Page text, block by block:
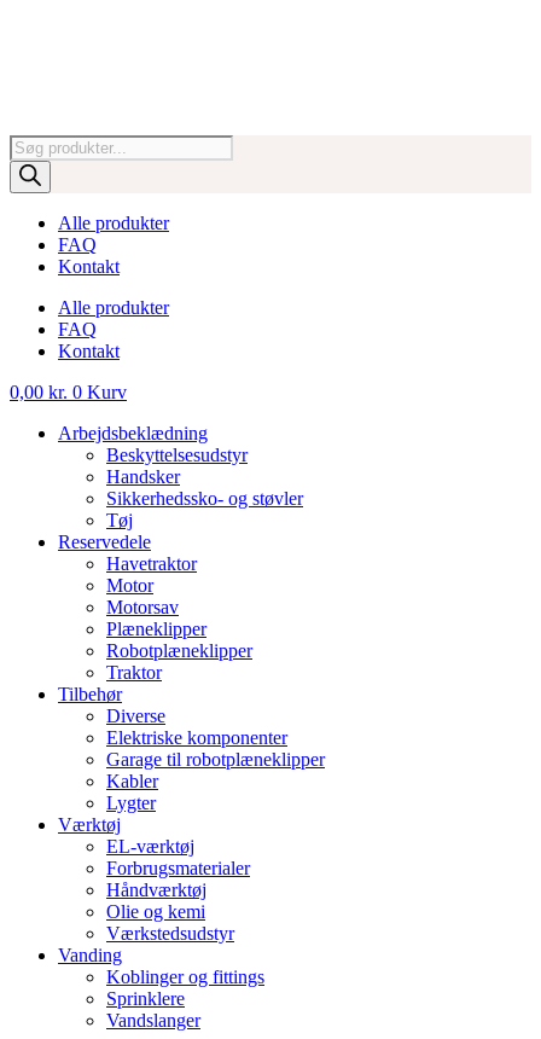
Products
search
Alle produkter
FAQ
Kontakt
Alle produkter
FAQ
Kontakt
0,00 kr. 0 Kurv
Arbejdsbeklædning
Beskyttelsesudstyr
Handsker
Sikkerhedssko- og støvler
Tøj
Reservedele
Havetraktor
Motor
Motorsav
Plæneklipper
Robotplæneklipper
Traktor
Tilbehør
Diverse
Elektriske komponenter
Garage til robotplæneklipper
Kabler
Lygter
Værktøj
EL-værktøj
Forbrugsmaterialer
Håndværktøj
Olie og kemi
Værkstedsudstyr
Vanding
Koblinger og fittings
Sprinklere
Vandslanger